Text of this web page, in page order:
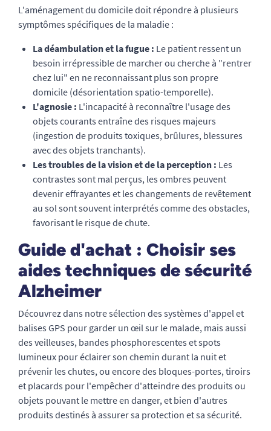
L'aménagement du domicile doit répondre à plusieurs
symptômes spécifiques de la maladie :
La déambulation et la fugue : Le patient ressent un
besoin irrépressible de marcher ou cherche à "rentrer
chez lui" en ne reconnaissant plus son propre
domicile (désorientation spatio-temporelle).
L'agnosie : L'incapacité à reconnaître l'usage des
objets courants entraîne des risques majeurs
(ingestion de produits toxiques, brûlures, blessures
avec des objets tranchants).
Les troubles de la vision et de la perception : Les
contrastes sont mal perçus, les ombres peuvent
devenir effrayantes et les changements de revêtement
au sol sont souvent interprétés comme des obstacles,
favorisant le risque de chute.
Guide d'achat : Choisir ses
aides techniques de sécurité
Alzheimer
Découvrez dans notre sélection des systèmes d'appel et
balises GPS pour garder un œil sur le malade, mais aussi
des veilleuses, bandes phosphorescentes et spots
lumineux pour éclairer son chemin durant la nuit et
prévenir les chutes, ou encore des bloques-portes, tiroirs
et placards pour l'empêcher d'atteindre des produits ou
objets pouvant le mettre en danger, et bien d'autres
produits destinés à assurer sa protection et sa sécurité.